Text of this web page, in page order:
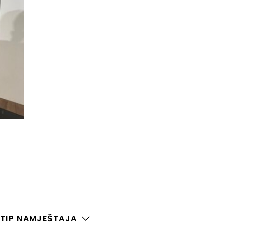
TIP NAMJEŠTAJA